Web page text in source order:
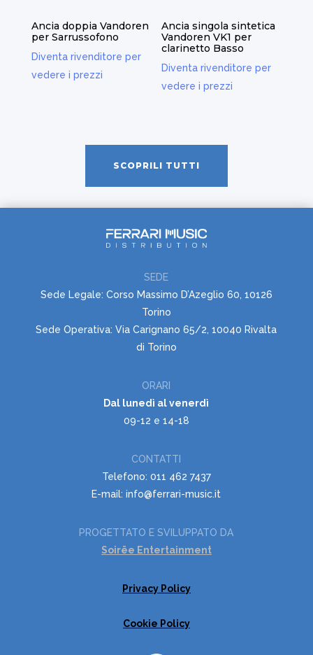
Ancia doppia Vandoren
per Sarrussofono
Diventa rivenditore per
vedere i prezzi
Ancia singola sintetica
Vandoren VK1 per
clarinetto Basso
Diventa rivenditore per
vedere i prezzi
SCOPRILI TUTTI
SEDE
Sede Legale: Corso Massimo D’Azeglio 60, 10126
Torino
Sede Operativa: Via Carignano 65/2, 10040 Rivalta
di Torino
ORARI
Dal lunedì al venerdì
09-12 e 14-18
CONTATTI
Telefono: 011 462 7437
E-mail: info@ferrari-music.it
PROGETTATO E SVILUPPATO DA
Soirëe Entertainment
Privacy Policy
Cookie Policy